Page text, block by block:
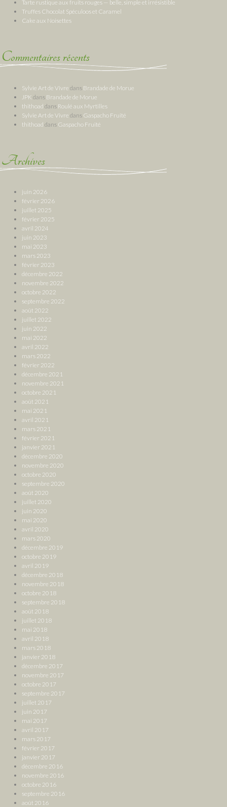
Tarte rustique aux fruits rouges — belle, simple et irrésistible
Truffes Chocolat Spéculoos et Caramel
Cake aux Noisettes
Commentaires récents
Sylvie Art de Vivre dans Brandade de Morue
JPK dans Brandade de Morue
thithoad dans Roulé aux Myrtilles
Sylvie Art de Vivre dans Gaspacho Fruité
thithoad dans Gaspacho Fruité
Archives
juin 2026
février 2026
juillet 2025
février 2025
avril 2024
juin 2023
mai 2023
mars 2023
février 2023
décembre 2022
novembre 2022
octobre 2022
septembre 2022
août 2022
juillet 2022
juin 2022
mai 2022
avril 2022
mars 2022
février 2022
décembre 2021
novembre 2021
octobre 2021
août 2021
mai 2021
avril 2021
mars 2021
février 2021
janvier 2021
décembre 2020
novembre 2020
octobre 2020
septembre 2020
août 2020
juillet 2020
juin 2020
mai 2020
avril 2020
mars 2020
décembre 2019
octobre 2019
avril 2019
décembre 2018
novembre 2018
octobre 2018
septembre 2018
août 2018
juillet 2018
mai 2018
avril 2018
mars 2018
janvier 2018
décembre 2017
novembre 2017
octobre 2017
septembre 2017
juillet 2017
juin 2017
mai 2017
avril 2017
mars 2017
février 2017
janvier 2017
décembre 2016
novembre 2016
octobre 2016
septembre 2016
août 2016